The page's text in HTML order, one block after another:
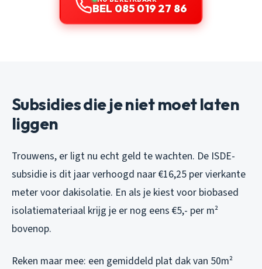
BEL 085 019 27 86
Subsidies die je niet moet laten
liggen
Trouwens, er ligt nu echt geld te wachten. De ISDE-
subsidie is dit jaar verhoogd naar €16,25 per vierkante
meter voor dakisolatie. En als je kiest voor biobased
isolatiemateriaal krijg je er nog eens €5,- per m²
bovenop.
Reken maar mee: een gemiddeld plat dak van 50m²